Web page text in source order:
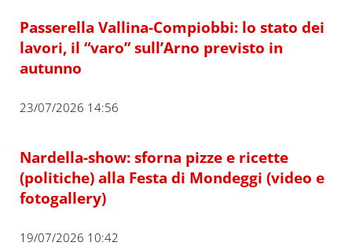
Passerella Vallina-Compiobbi: lo stato dei
lavori, il “varo” sull’Arno previsto in
autunno
23/07/2026 14:56
Nardella-show: sforna pizze e ricette
(politiche) alla Festa di Mondeggi (video e
fotogallery)
19/07/2026 10:42